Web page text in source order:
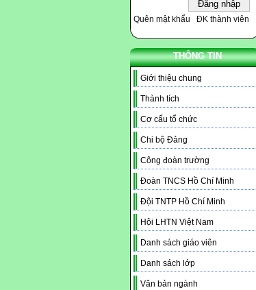
Quên mật khẩu ĐK thành viên
THÔNG TIN
Giới thiệu chung
Thành tích
Cơ cấu tổ chức
Chi bộ Đảng
Công đoàn trường
Đoàn TNCS Hồ Chí Minh
Đội TNTP Hồ Chí Minh
Hội LHTN Việt Nam
Danh sách giáo viên
Danh sách lớp
Văn bản ngành